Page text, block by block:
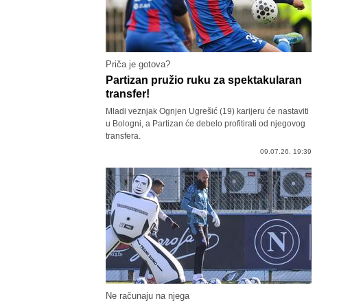
Priča je gotova?
Partizan pružio ruku za spektakularan
transfer!
Mladi veznjak Ognjen Ugrešić (19) karijeru će nastaviti
u Bologni, a Partizan će debelo profitirati od njegovog
transfera.
09.07.26. 19:39
Ne računaju na njega